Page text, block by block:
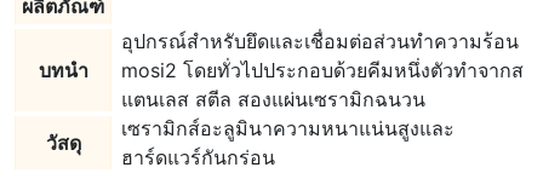
ผลิตภัณฑ์
บทนํา
อุปกรณ์สําหรับยึดและเชื่อมต่อส่วนทําความร้อน
mosi2 โดยทั่วไปประกอบด้วยคีมหนึ่งตัวทําจากส
แตนเลส สตีล สองแผ่นเซรามิกฉนวน
วัสดุ
เซรามิกส์อะลูมินาความหนาแน่นสูงและ
ฮาร์ดแวร์กันกร่อน